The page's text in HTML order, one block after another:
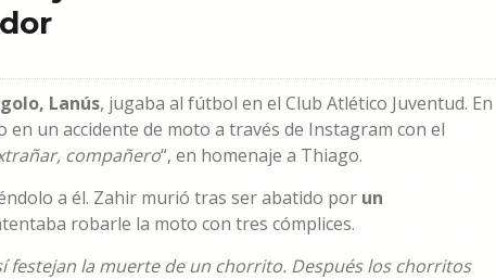
Lanús, jugaba al fútbol en el Club Atlético Juventud. En
un accidente de moto a través de Instagram con el
compañero“, en homenaje a Thiago.
a él. Zahir murió tras ser abatido por un
robarle la moto con tres cómplices.
festejan la muerte de un chorrito. Después los chorritos